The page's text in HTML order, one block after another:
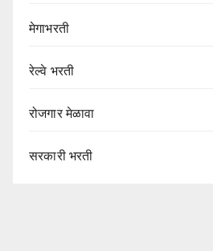
मेगाभरती
रेल्वे भरती
रोजगार मेळावा
सरकारी भरती